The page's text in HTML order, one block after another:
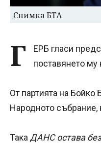
Снимка БТА
Г ЕРБ гласи
поставянето
От партията на
Народното събрание,
Така ДАНС остава